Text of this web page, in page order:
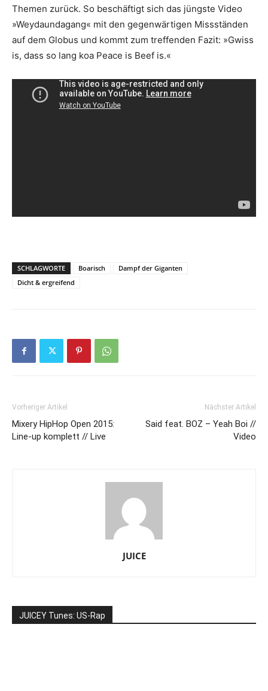
Themen zurück. So beschäftigt sich das jüngste Video
»Weydaundagang« mit den gegenwärtigen Missständen
auf dem Globus und kommt zum treffenden Fazit: »Gwiss
is, dass so lang koa Peace is Beef is.«
SCHLAGWORTE Boarisch
Dampf der Giganten
Dicht & ergreifend
Vorheriger Artikel
Mixery HipHop Open 2015:
Line-up komplett // Live
Nächster Artikel
Said feat. BOZ – Yeah Boi //
Video
JUICE
JUICEY Tunes: US-Rap